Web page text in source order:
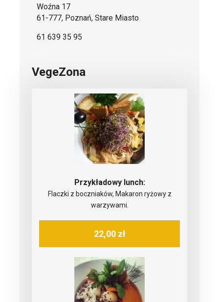
Woźna 17
61-777, Poznań, Stare Miasto
61 639 35 95
VegeZona
Przykładowy lunch:
Flaczki z boczniaków, Makaron ryżowy z
warzywami.
22,00 zł